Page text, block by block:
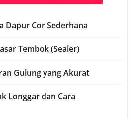
Dapur Cor Sederhana
Tembok (Sealer)
Gulung yang Akurat
Longgar dan Cara